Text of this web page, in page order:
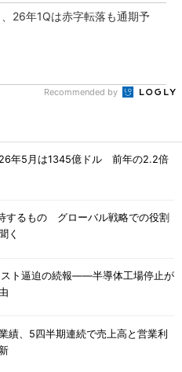
26年1Qは赤字転落も通期予
Recommended by
年5月は1345億ドル 前年の2.2倍
するもの グローバル戦略での役割
く
スト逼迫の続報――半導体工場停止が
績、5四半期連続で売上高と営業利